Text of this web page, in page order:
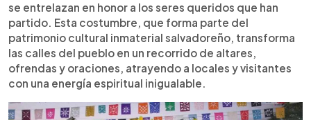
llenos de comida, fotos y velas. Familias y
visitantes recorren las calles recitando una oración
para recibir ofrendas típicas como tamales, frutas
y chicha. Según Mario Hernández, guía turístico
local, esta costumbre representa un acto de
memoria, fe y comunidad. Reconocida por el
Ministerio de Cultura como parte del patrimonio
inmaterial, esta noche especial fortalece los lazos
se entrelazan en honor a los seres queridos que han
partido. Esta costumbre, que forma parte del
patrimonio cultural inmaterial salvadoreño, transforma
las calles del pueblo en un recorrido de altares,
ofrendas y oraciones, atrayendo a locales y visitantes
con una energía espiritual inigualable.